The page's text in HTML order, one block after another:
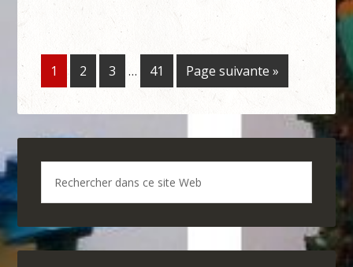
1 2 3 … 41 Page suivante »